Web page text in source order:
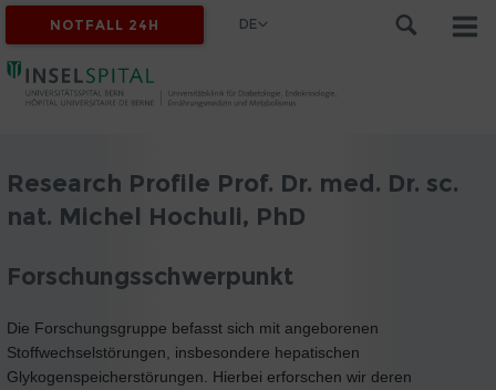
NOTFALL 24H DE
Research Profile Prof. Dr. med. Dr. sc.
nat. Michel Hochuli, PhD
Forschungsschwerpunkt
Die Forschungsgruppe befasst sich mit angeborenen
Stoffwechselstörungen, insbesondere hepatischen
Glykogenspeicherstörungen. Hierbei erforschen wir deren